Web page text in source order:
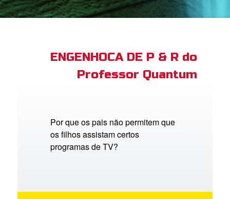
Bible App
ENGENHOCA DE P & R do
Professor Quantum
Por que os pais não permitem que
os filhos assistam certos
programas de TV?